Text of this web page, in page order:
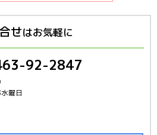
せはお気軽に
92-2847
曜日